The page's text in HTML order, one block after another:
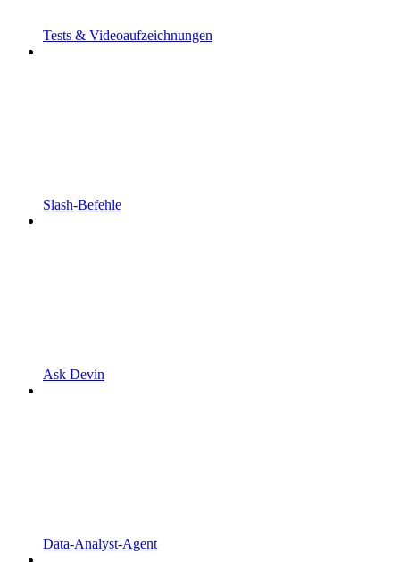
Tests & Videoaufzeichnungen
Slash-Befehle
Ask Devin
Data-Analyst-Agent